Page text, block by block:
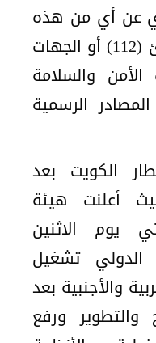
عن أي من هذه
المخلفات عبر رقم الطوارئ (112) أو الجهات
الأمن والسلامة
الرسمية
الكويت بعد
أعلنت هيئة
يوم الاثنين
الدولي تشغيل
والأجنبية بعد
والتطوير ورفع